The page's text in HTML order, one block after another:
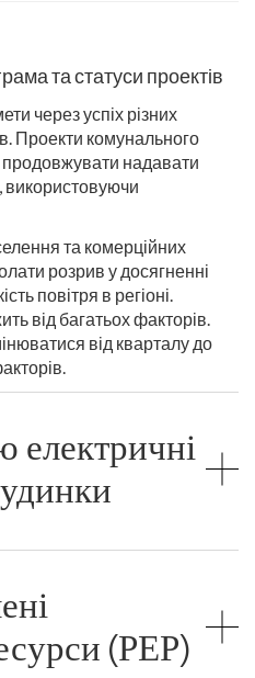
та статуси проектів
через успіх різних
Проекти комунального
надавати
використовуючи
та комерційних
розрив у досягненні
повітря в регіоні.
від багатьох факторів.
від кварталу до
електричні
(РЕР)